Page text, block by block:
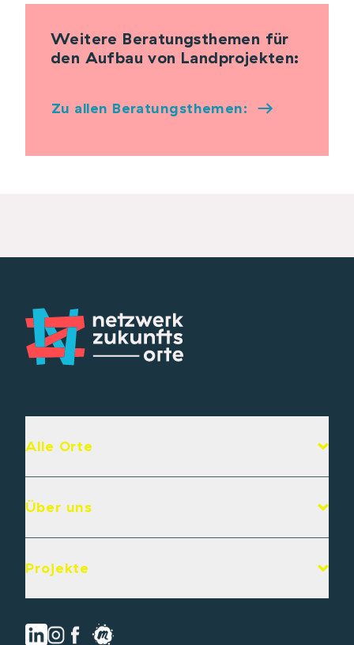
Weitere Beratungsthemen für
den Aufbau von Landprojekten:
Zu allen Beratungsthemen:
Alle Orte
Über uns
Projekte